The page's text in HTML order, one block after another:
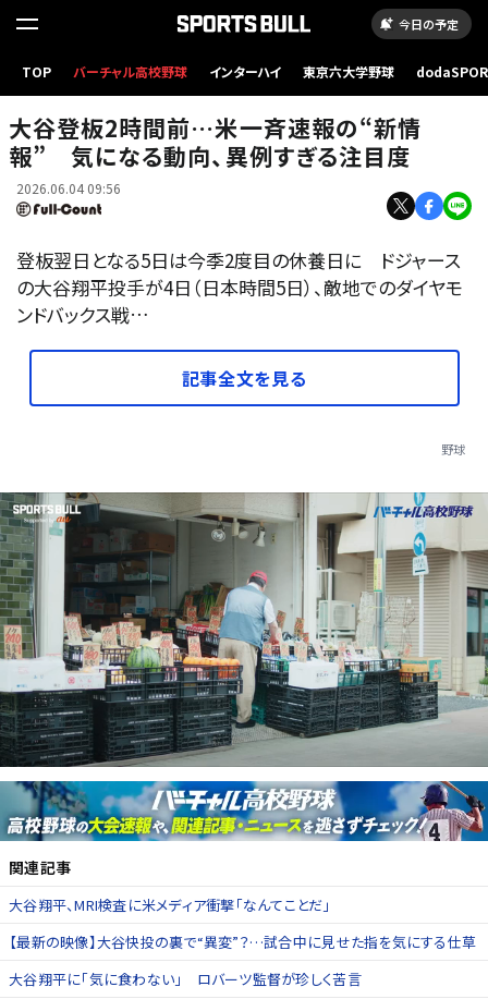
今日の予定
TOP バーチャル高校野球 インターハイ 東京六大学野球
ドジャース・大谷翔平【写真：黒澤崇】
大谷登板2時間前…米一斉速報の“新情
報” 気になる動向、異例すぎる注目度
2026.06.04 09:56
登板翌日となる5日は今季2度目の休養日に ドジャース
の大谷翔平投手が4日（日本時間5日）、敵地でのダイヤモ
ンドバックス戦…
記事全文を見る
野球
関連記事
大谷翔平、MRI検査に米メディア衝撃「なんてことだ」
【最新の映像】大谷快投の裏で“異変”？…試合中に見せた指を気にする仕草
大谷翔平に「気に食わない」 ロバーツ監督が珍しく苦言